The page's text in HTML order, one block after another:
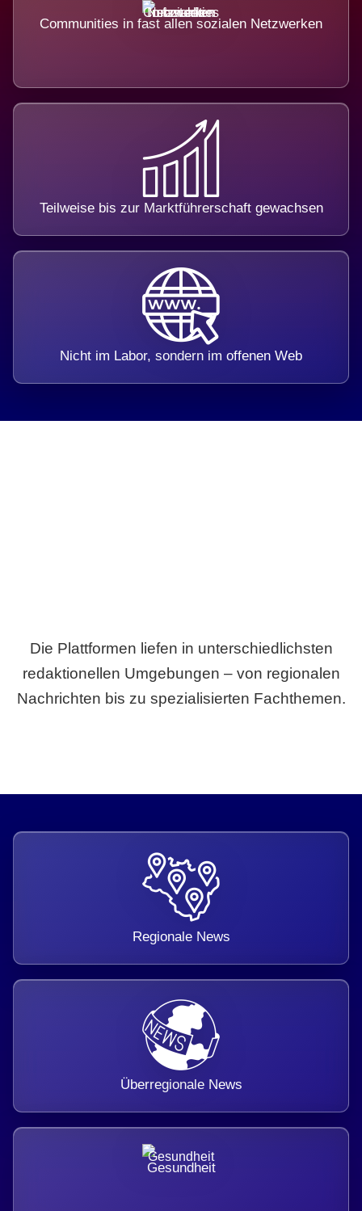
Communities in fast allen sozialen Netzwerken
Teilweise bis zur Marktführerschaft gewachsen
Nicht im Labor, sondern im offenen Web
Die Plattformen liefen in unterschiedlichsten
redaktionellen Umgebungen – von regionalen
Nachrichten bis zu spezialisierten Fachthemen.
Regionale News
Überregionale News
Gesundheit